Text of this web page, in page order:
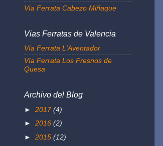
Vía Ferrata Cabezo Miñaque
Vias Ferratas de Valencia
Vía Ferrata L'Aventador
Vía Ferrata Los Fresnos de
Quesa
Archivo del Blog
► 2017(4)
► 2016 (2)
► 2015 (12)